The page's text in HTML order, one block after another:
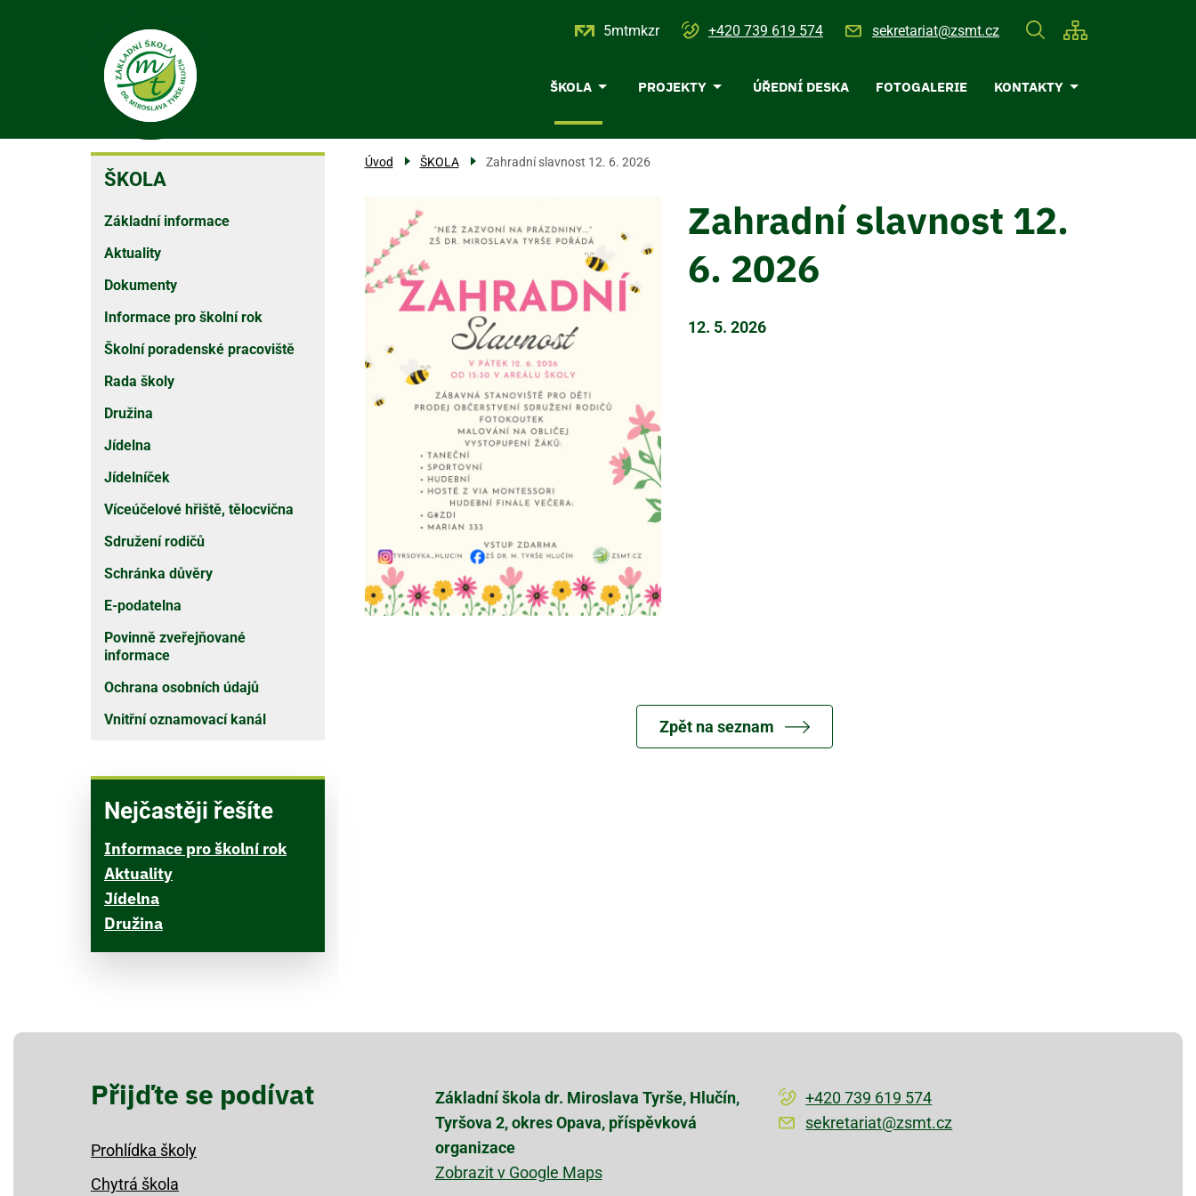
5mtmkzr +420 739 619 574 sekretariat@zsmt.cz
Menu
navigace
ŠKOLA PROJEKTY ÚŘEDNÍ DESKA FOTOGALERIE KONTAKTY
ŠKOLA
ŠKOLA
Základní informace
Aktuality
Dokumenty
Informace pro školní rok
Školní poradenské pracoviště
Rada školy
Družina
Jídelna
Jídelníček
Víceúčelové hřiště, tělocvična
Sdružení rodičů
Schránka důvěry
E-podatelna
Povinně zveřejňované
informace
Ochrana osobních údajů
Vnitřní oznamovací kanál
Nejčastěji řešíte
Informace pro školní rok
Aktuality
Jídelna
Družina
Úvod ŠKOLA Zahradní slavnost 12. 6. 2026
Zahradní slavnost 12.
6. 2026
12. 5. 2026
Zpět na seznam
Přijďte se podívat
Prohlídka školy
Chytrá škola
Základní škola dr. Miroslava Tyrše, Hlučín,
Tyršova 2, okres Opava, příspěvková
organizace
Zobrazit v Google Maps
+420 739 619 574
sekretariat@zsmt.cz